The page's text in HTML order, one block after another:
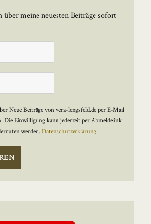
über meine neuesten Beiträge sofort
Neue Beiträge von vera-lengsfeld.de per E-Mail
Die Einwilligung kann jederzeit per Abmeldelink
werden.Datenschutzerklärung.